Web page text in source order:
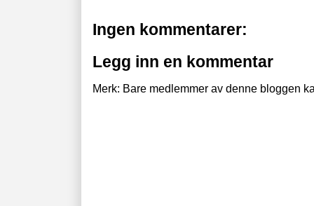
Ingen kommentarer:
Legg inn en kommentar
Merk: Bare medlemmer av denne bloggen